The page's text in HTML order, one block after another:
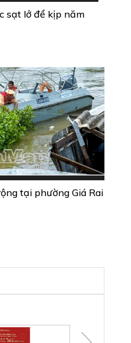
sạt lở để kịp năm
tại phường Giá Rai